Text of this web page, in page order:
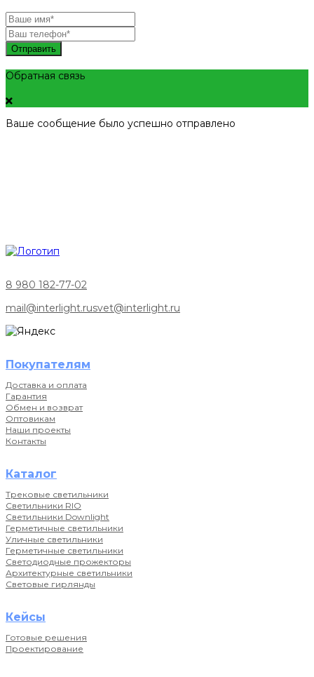
Отправить
Обратная связь
Ваше сообщение было успешно отправлено
8 980 182-77-02
mail@interlight.rusvet@interlight.ru
Покупателям
Доставка и оплата
Гарантия
Обмен и возврат
Оптовикам
Наши проекты
Контакты
Каталог
Трековые светильники
Светильники RIO
Светильники Downlight
Герметичные светильники
Уличные светильники
Герметичные светильники
Светодиодные прожекторы
Архитектурные светильники
Световые гирлянды
Кейсы
Готовые решения
Проектирование